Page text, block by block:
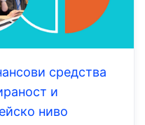
средства
и
ниво